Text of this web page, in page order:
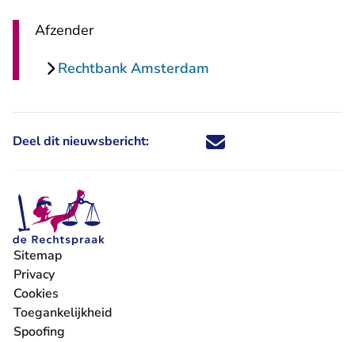
Afzender
Rechtbank Amsterdam
Deel dit nieuwsbericht: Deel dit nieuwsbericht via X -
Deel dit nieuwsbericht via
Deel dit nieuwsbericht
Deel dit
Sitemap
Privacy
Cookies
Toegankelijkheid
Spoofing